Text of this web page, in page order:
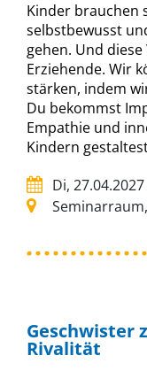
Kinder brauchen
selbstbewusst
gehen. Und
Erziehende. Wir
stärken, indem
Du bekommst
Empathie und
Kindern
Di, 27.04.2027
Geschwister
Rivalität